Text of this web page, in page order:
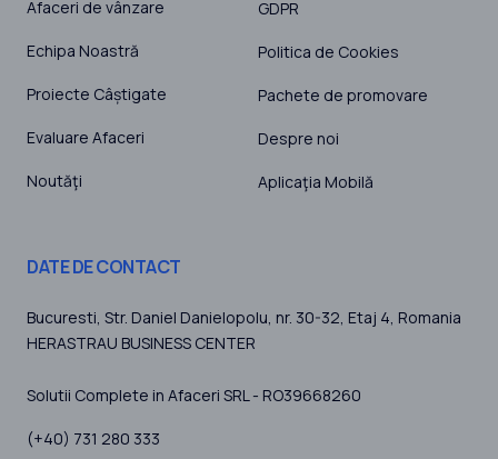
Afaceri de vânzare
Echipa Noastră
Proiecte Câștigate
Evaluare Afaceri
Noutăţi
GDPR
Politica de Cookies
Pachete de promovare
Despre noi
Aplicaţia Mobilă
DATE DE CONTACT
Bucuresti, Str. Daniel Danielopolu, nr. 30-32, Etaj 4, Romania
HERASTRAU BUSINESS CENTER
Solutii Complete in Afaceri SRL - RO39668260
(+40) 731 280 333